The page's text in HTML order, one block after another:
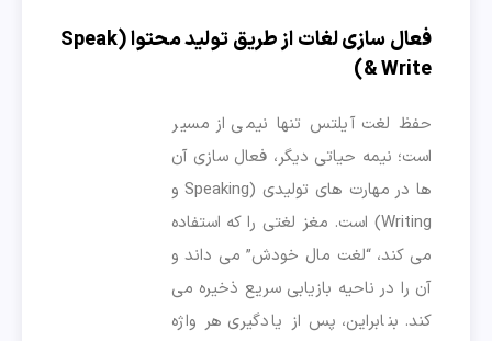
فعال سازی لغات از طریق تولید محتوا (Speak
& Write)
حفظ لغت آیلتس تنها نیمی از مسیر
است؛ نیمه حیاتی دیگر، فعال سازی آن
ها در مهارت های تولیدی (Speaking و
Writing) است. مغز لغتی را که استفاده
می کند، “لغت مال خودش” می داند و
آن را در ناحیه بازیابی سریع ذخیره می
کند. بنابراین، پس از یادگیری هر واژه